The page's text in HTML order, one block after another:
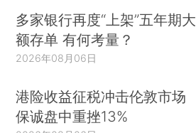
多家银行再度“上架”五年期大
额存单 有何考量？
2026年08月06日
港险收益征税冲击伦敦市场
保诚盘中重挫13%